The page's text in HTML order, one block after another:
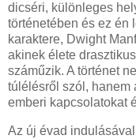
dicséri, különleges
történetében és ez én
karaktere, Dwight
akinek élete
száműzik. A történet
túlélésről szól, hanem
emberi kapcsolatokat
Az új évad